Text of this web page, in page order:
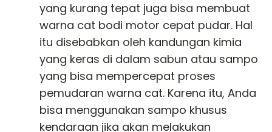
yang kurang tepat juga bisa membuat
warna cat bodi motor cepat pudar. Hal
itu disebabkan oleh kandungan kimia
yang keras di dalam sabun atau sampo
yang bisa mempercepat proses
pemudaran warna cat. Karena itu, Anda
bisa menggunakan sampo khusus
kendaraan jika akan melakukan